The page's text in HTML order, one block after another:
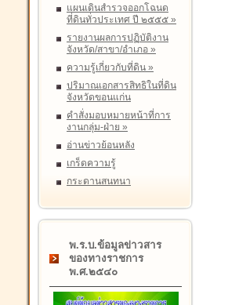
แผนเดินสำรวจออกโฉนด
ที่ดินทั่วประเทศ ปี ๒๕๕๕ »
รายงานผลการปฏิบัติงาน
จังหวัด/สาขา/อำเภอ »
ความรู้เกี่ยวกับที่ดิน »
ปริมาณเอกสารสิทธิในที่ดิน
จังหวัดขอนแก่น
คำสั่งมอบหมายหน้าที่การ
งานกลุ่ม-ฝ่าย »
อ่านข่าวย้อนหลัง
เกร็ดความรู้
กระดานสนทนา
พ.ร.บ.ข้อมูลข่าวสาร
ของทางราชการ
พ.ศ.๒๕๔๐